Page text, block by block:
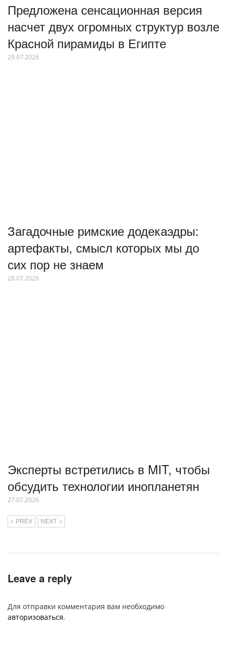
Предложена сенсационная версия
насчет двух огромных структур возле
Красной пирамиды в Египте
29.07.2026
Загадочные римские додекаэдры:
артефакты, смысл которых мы до
сих пор не знаем
28.07.2026
Эксперты встретились в MIT, чтобы
обсудить технологии инопланетян
27.07.2026
PREV NEXT
Leave a reply
Для отправки комментария вам необходимо
авторизоваться.